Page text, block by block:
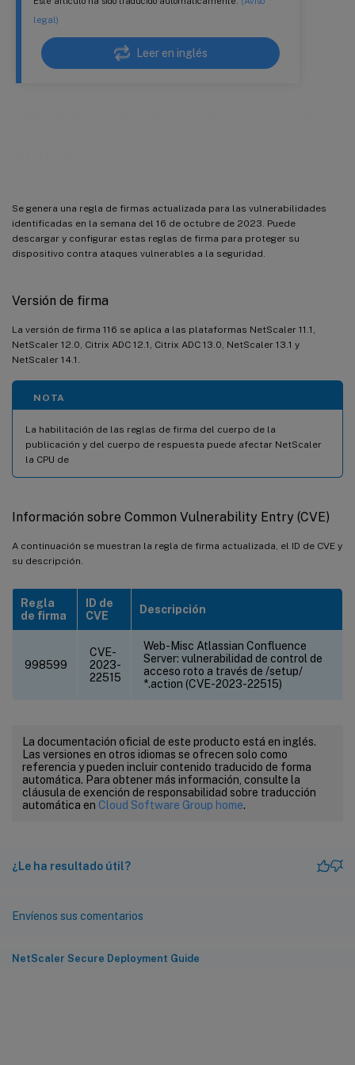
legal)
Leer en inglés
Se genera una regla de firmas actualizada para las vulnerabilidades
identificadas en la semana del 16 de octubre de 2023. Puede
descargar y configurar estas reglas de firma para proteger su
dispositivo contra ataques vulnerables a la seguridad.
Versión de firma
La versión de firma 116 se aplica a las plataformas NetScaler 11.1,
NetScaler 12.0, Citrix ADC 12.1, Citrix ADC 13.0, NetScaler 13.1 y
NetScaler 14.1.
NOTA
La habilitación de las reglas de firma del cuerpo de la
publicación y del cuerpo de respuesta puede afectar NetScaler
la CPU de
Información sobre Common Vulnerability Entry (CVE)
A continuación se muestran la regla de firma actualizada, el ID de CVE y
su descripción.
Regla
de firma
ID de
CVE
Descripción
998599
CVE-
2023-
22515
Web-Misc Atlassian Confluence
Server: vulnerabilidad de control de
acceso roto a través de /setup/
*.action (CVE-2023-22515)
La documentación oficial de este producto está en inglés.
Las versiones en otros idiomas se ofrecen solo como
referencia y pueden incluir contenido traducido de forma
automática. Para obtener más información, consulte la
cláusula de exención de responsabilidad sobre traducción
automática en Cloud Software Group home.
¿Le ha resultado útil?
Envíenos sus comentarios
NetScaler Secure Deployment Guide